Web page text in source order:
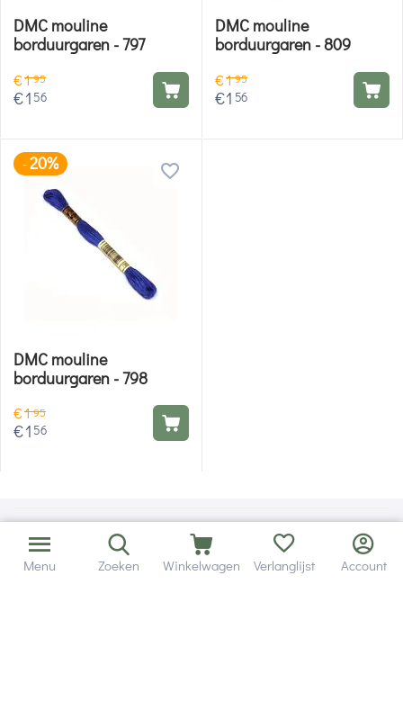
DMC mouline
borduurgaren - 797
€195
€1 56
DMC mouline
borduurgaren - 809
€195
€1 56
-20%
DMC mouline
borduurgaren - 798
€195
€1 56
Menu Zoeken Winkelwagen Verlanglijst Account